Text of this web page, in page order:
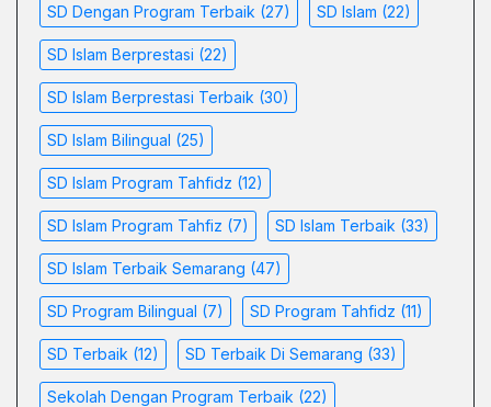
SD Dengan Program Terbaik (27) SD Islam (22)
SD Islam Berprestasi (22)
SD Islam Berprestasi Terbaik (30)
SD Islam Bilingual (25)
SD Islam Program Tahfidz (12)
SD Islam Program Tahfiz (7) SD Islam Terbaik (33)
SD Islam Terbaik Semarang (47)
SD Program Bilingual (7) SD Program Tahfidz (11)
SD Terbaik (12) SD Terbaik Di Semarang (33)
Sekolah Dengan Program Terbaik (22)